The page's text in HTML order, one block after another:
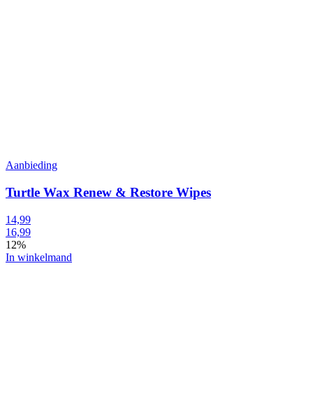
Aanbieding
Turtle Wax Renew & Restore Wipes
14,99
16,99
12%
In winkelmand